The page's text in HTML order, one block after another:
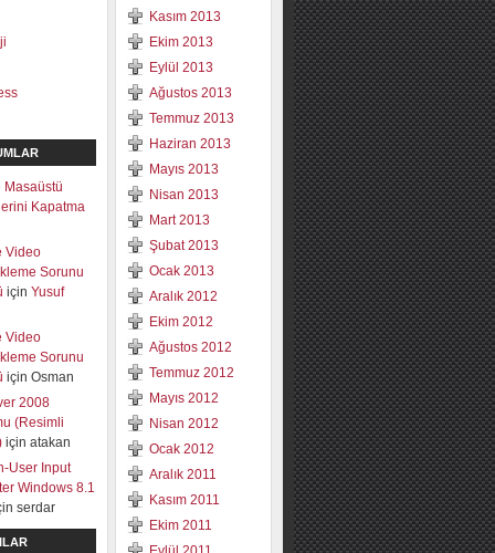
Masaüstü
Kapatma
Video
Sorunu
için Yusuf
Video
Sorunu
için Osman
2008
(Resimli
için atakan
User Input
Windows 8.1
serdar
Kasım 2013
Ekim 2013
Eylül 2013
Ağustos 2013
Temmuz 2013
Haziran 2013
Mayıs 2013
Nisan 2013
Mart 2013
Şubat 2013
Ocak 2013
Aralık 2012
Ekim 2012
Ağustos 2012
Temmuz 2012
Mayıs 2012
Nisan 2012
Ocak 2012
Aralık 2011
Kasım 2011
Ekim 2011